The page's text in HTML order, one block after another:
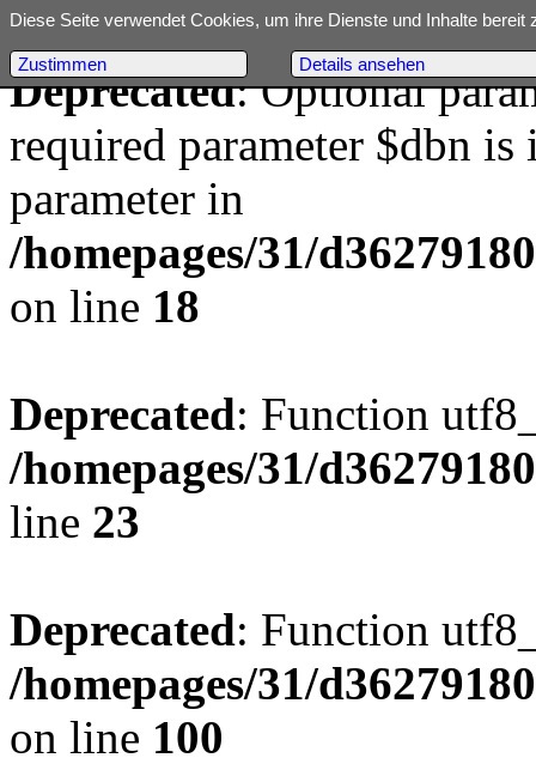
Deprecated: Optional
required parameter $dbn
parameter in
/homepages/31/
on line 18
Deprecated: Function
/homepages/31/
line 23
Deprecated: Function
/homepages/31/
on line 100
Diese Seite verwendet Cookies, um ihre Dienste und Inhalte
Zustimmen Details ansehen